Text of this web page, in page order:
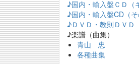
♪国内・輸入盤ＣＤ（
♪国内・輸入盤CD（そ
♪ＤＶＤ・教則ＤＶＤ
♪楽譜（曲集）
青山 忠
各種曲集